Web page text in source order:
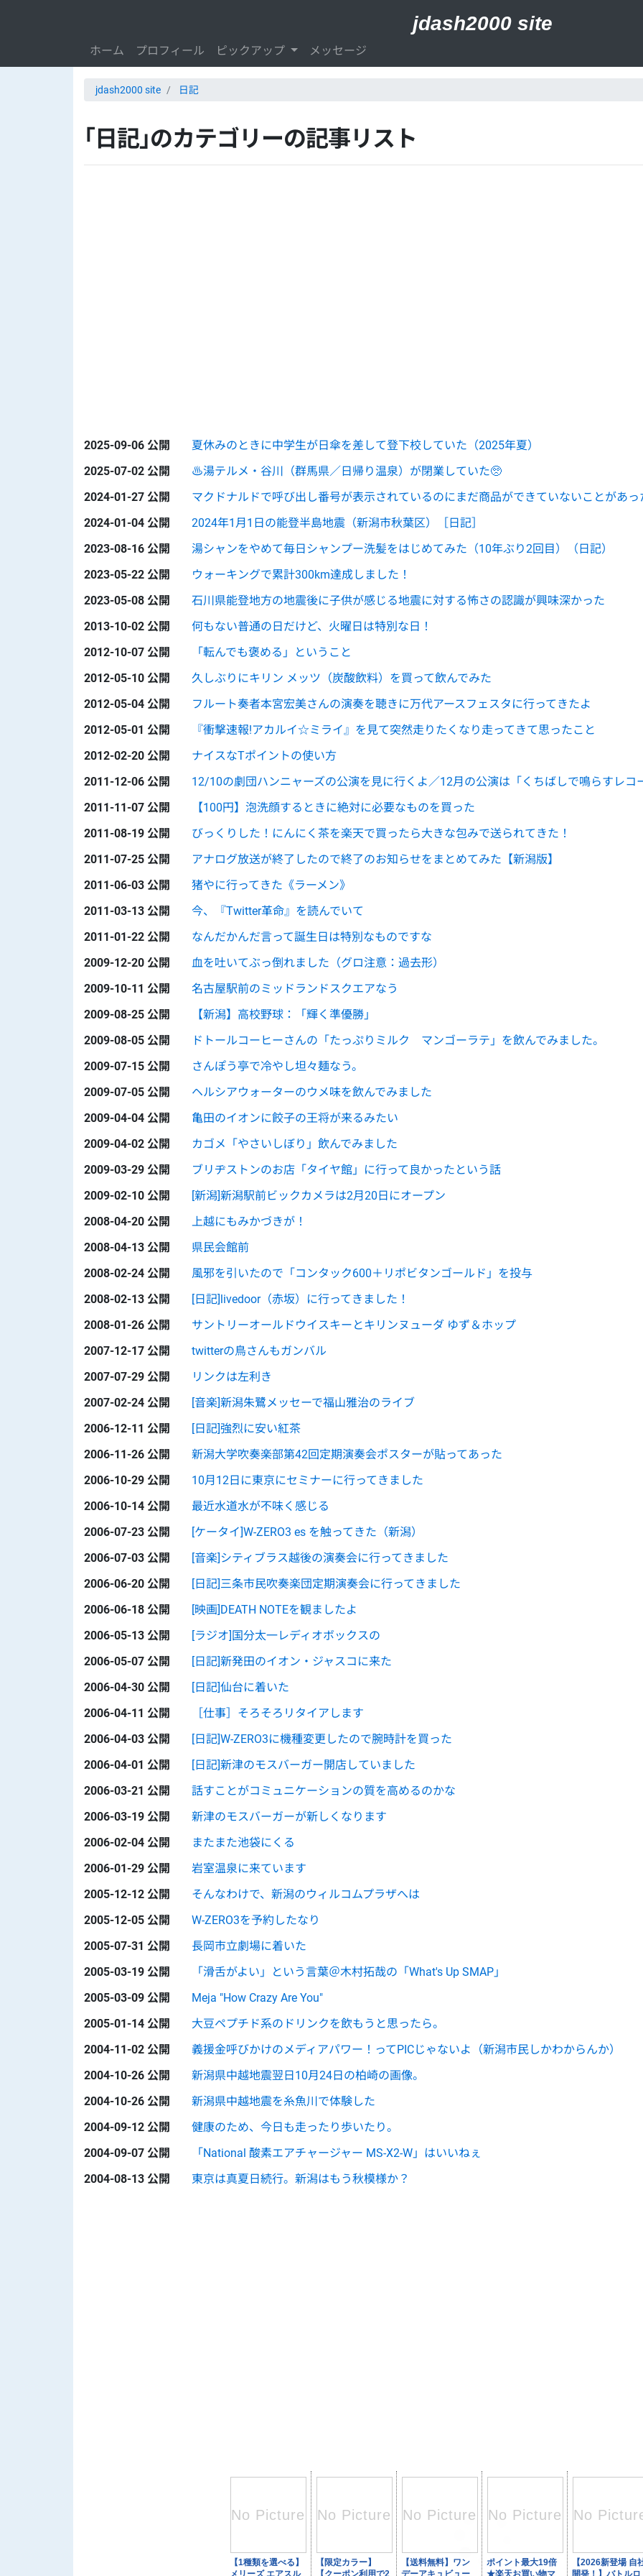
jdash2000 site
ホーム プロフィール ピックアップ メッセージ
jdash2000 site 日記
「日記」のカテゴリーの記事リスト
2025-09-06 公開
夏休みのときに中学生が日傘を差して登下校していた（2025年夏）
2025-07-02 公開
♨️湯テルメ・谷川（群馬県／日帰り温泉）が閉業していた🥺
2024-01-27 公開
マクドナルドで呼び出し番号が表示されているのにまだ商品ができていないことがあっ
2024-01-04 公開
2024年1月1日の能登半島地震（新潟市秋葉区）［日記］
2023-08-16 公開
湯シャンをやめて毎日シャンプー洗髪をはじめてみた（10年ぶり2回目）（日記）
2023-05-22 公開
ウォーキングで累計300km達成しました！
2023-05-08 公開
石川県能登地方の地震後に子供が感じる地震に対する怖さの認識が興味深かった
2013-10-02 公開
何もない普通の日だけど、火曜日は特別な日！
2012-10-07 公開
「転んでも褒める」ということ
2012-05-10 公開
久しぶりにキリン メッツ（炭酸飲料）を買って飲んでみた
2012-05-04 公開
フルート奏者本宮宏美さんの演奏を聴きに万代アースフェスタに行ってきたよ
2012-05-01 公開
『衝撃速報!アカルイ☆ミライ』を見て突然走りたくなり走ってきて思ったこと
2012-02-20 公開
ナイスなTポイントの使い方
2011-12-06 公開
12/10の劇団ハンニャーズの公演を見に行くよ／12月の公演は「くちばしで鳴らすレコ
2011-11-07 公開
【100円】泡洗顔するときに絶対に必要なものを買った
2011-08-19 公開
びっくりした！にんにく茶を楽天で買ったら大きな包みで送られてきた！
2011-07-25 公開
アナログ放送が終了したので終了のお知らせをまとめてみた【新潟版】
2011-06-03 公開
猪やに行ってきた《ラーメン》
2011-03-13 公開
今、『Twitter革命』を読んでいて
2011-01-22 公開
なんだかんだ言って誕生日は特別なものですな
2009-12-20 公開
血を吐いてぶっ倒れました（グロ注意：過去形）
2009-10-11 公開
名古屋駅前のミッドランドスクエアなう
2009-08-25 公開
【新潟】高校野球：「輝く準優勝」
2009-08-05 公開
ドトールコーヒーさんの「たっぷりミルク マンゴーラテ」を飲んでみました。
2009-07-15 公開
さんぽう亭で冷やし坦々麺なう。
2009-07-05 公開
ヘルシアウォーターのウメ味を飲んでみました
2009-04-04 公開
亀田のイオンに餃子の王将が来るみたい
2009-04-02 公開
カゴメ「やさいしぼり」飲んでみました
2009-03-29 公開
ブリヂストンのお店「タイヤ館」に行って良かったという話
2009-02-10 公開
[新潟]新潟駅前ビックカメラは2月20日にオープン
2008-04-20 公開
上越にもみかづきが！
2008-04-13 公開
県民会館前
2008-02-24 公開
風邪を引いたので「コンタック600＋リポビタンゴールド」を投与
2008-02-13 公開
[日記]livedoor（赤坂）に行ってきました！
2008-01-26 公開
サントリーオールドウイスキーとキリンヌューダ ゆず＆ホップ
2007-12-17 公開
twitterの鳥さんもガンバル
2007-07-29 公開
リンクは左利き
2007-02-24 公開
[音楽]新潟朱鷺メッセーで福山雅治のライブ
2006-12-11 公開
[日記]強烈に安い紅茶
2006-11-26 公開
新潟大学吹奏楽部第42回定期演奏会ポスターが貼ってあった
2006-10-29 公開
10月12日に東京にセミナーに行ってきました
2006-10-14 公開
最近水道水が不味く感じる
2006-07-23 公開
[ケータイ]W-ZERO3 es を触ってきた（新潟）
2006-07-03 公開
[音楽]シティブラス越後の演奏会に行ってきました
2006-06-20 公開
[日記]三条市民吹奏楽団定期演奏会に行ってきました
2006-06-18 公開
[映画]DEATH NOTEを観ましたよ
2006-05-13 公開
[ラジオ]国分太一レディオボックスの
2006-05-07 公開
[日記]新発田のイオン・ジャスコに来た
2006-04-30 公開
[日記]仙台に着いた
2006-04-11 公開
［仕事］そろそろリタイアします
2006-04-03 公開
[日記]W-ZERO3に機種変更したので腕時計を買った
2006-04-01 公開
[日記]新津のモスバーガー開店していました
2006-03-21 公開
話すことがコミュニケーションの質を高めるのかな
2006-03-19 公開
新津のモスバーガーが新しくなります
2006-02-04 公開
またまた池袋にくる
2006-01-29 公開
岩室温泉に来ています
2005-12-12 公開
そんなわけで、新潟のウィルコムプラザへは
2005-12-05 公開
W-ZERO3を予約したなり
2005-07-31 公開
長岡市立劇場に着いた
2005-03-19 公開
「滑舌がよい」という言葉＠木村拓哉の「What's Up SMAP」
2005-03-09 公開
Meja "How Crazy Are You"
2005-01-14 公開
大豆ペプチド系のドリンクを飲もうと思ったら。
2004-11-02 公開
義援金呼びかけのメディアパワー！ってPICじゃないよ（新潟市民しかわからんか）
2004-10-26 公開
新潟県中越地震翌日10月24日の柏崎の画像。
2004-10-26 公開
新潟県中越地震を糸魚川で体験した
2004-09-12 公開
健康のため、今日も走ったり歩いたり。
2004-09-07 公開
「National 酸素エアチャージャー MS-X2-W」はいいねぇ
2004-08-13 公開
東京は真夏日続行。新潟はもう秋模様か？